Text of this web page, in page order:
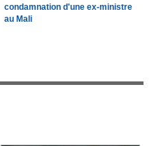
condamnation d'une ex-ministre
au Mali